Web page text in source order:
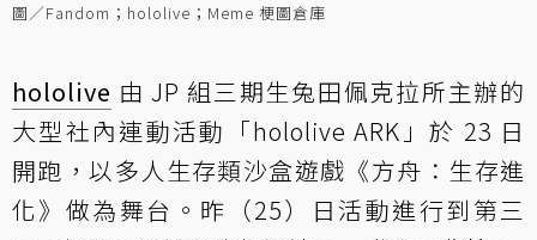
圖／Fandom；hololive；Meme 梗圖倉庫
hololive 由 JP 組三期生兔田佩克拉所主辦的
大型社內連動活動「hololive ARK」於 23 日
開跑，以多人生存類沙盒遊戲《方舟：生存進
化》做為舞台。昨（25）日活動進行到第三